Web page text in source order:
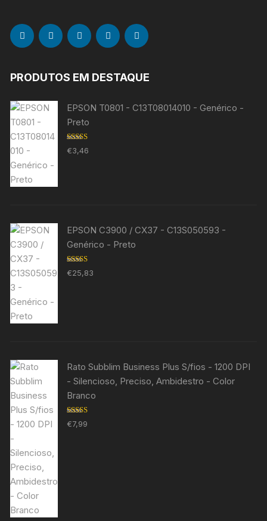
PRODUTOS EM DESTAQUE
EPSON T0801 - C13T08014010 - Genérico -
Preto
Avaliação
5.00 de 5
€3,46
EPSON C3900 / CX37 - C13S050593 -
Genérico - Preto
Avaliação
5.00de 5
€25,83
Rato Subblim Business Plus S/fios - 1200 DPI
- Silencioso, Preciso, Ambidestro - Color
Branco
Avaliação
5.00de 5
€7,99